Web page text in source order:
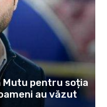
pentru soția
au văzut